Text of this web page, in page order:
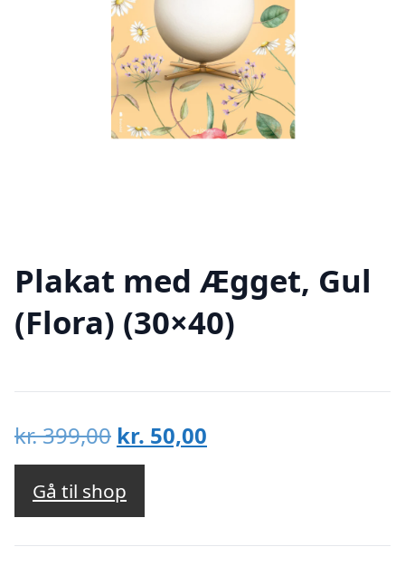
Plakat med Ægget, Gul
(Flora) (30×40)
kr.399,00 Den
oprindelige
pris
var:
kr. 399,00.
kr. 50,00
kr. 50,00.
Gå til shop